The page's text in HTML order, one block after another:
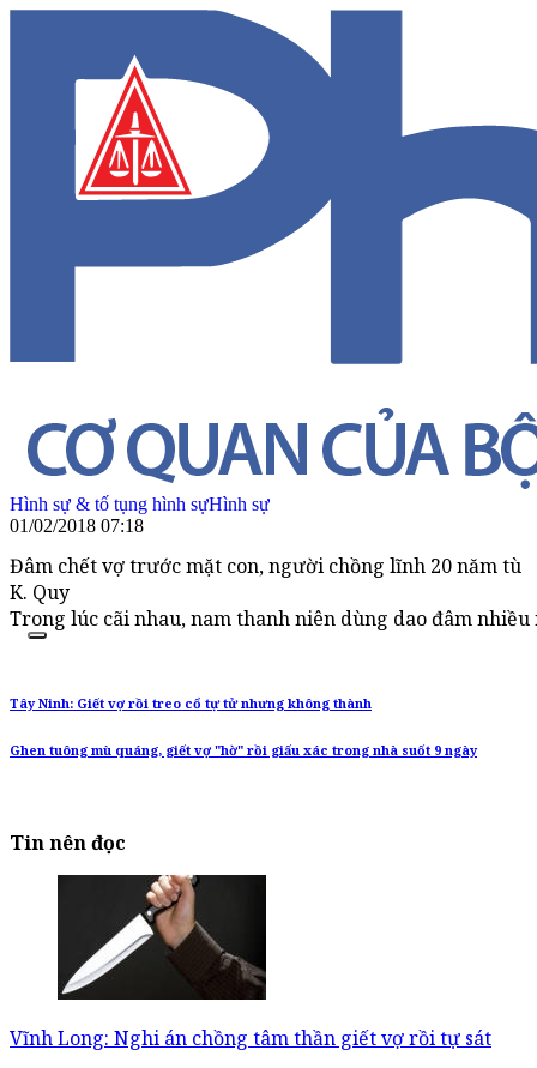
Hình sự & tố tụng hình sựHình sự
01/02/2018 07:18
Đâm chết vợ trước mặt con, người chồng lĩnh 20 năm tù
K. Quy
Trong lúc cãi nhau, nam thanh niên dùng dao đâm
Tây Ninh: Giết vợ rồi treo cổ tự tử nhưng không thành
Ghen tuông mù quáng, giết vợ "hờ" rồi giấu xác trong nhà suốt 9 ngày
Tin nên đọc
Vĩnh Long: Nghi án chồng tâm thần giết vợ rồi tự sát